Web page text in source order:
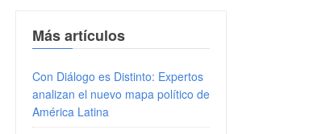
Más artículos
Con Diálogo es Distinto: Expertos
analizan el nuevo mapa político de
América Latina